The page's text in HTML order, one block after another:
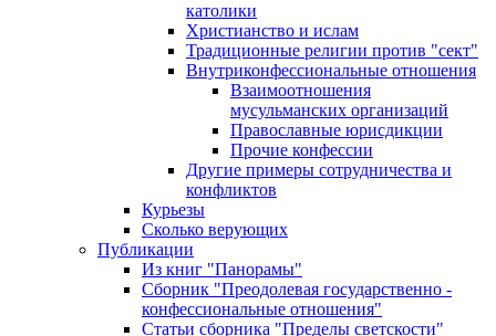
католики
Христианство и ислам
Традиционные религии против "сект"
Внутриконфессиональные отношения
Взаимоотношения
мусульманских организаций
Православные юрисдикции
Прочие конфессии
Другие примеры сотрудничества и
конфликтов
Курьезы
Сколько верующих
Публикации
Из книг "Панорамы"
Сборник "Преодолевая государственно -
конфессиональные отношения"
Статьи сборника "Пределы светскости"